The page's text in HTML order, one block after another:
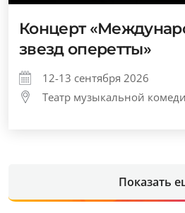
Концерт
звезд оперетты»
12-13 сентября 2026
Театр музыкальной
Показать